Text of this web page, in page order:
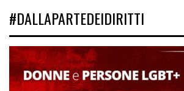
#DALLAPARTEDEIDIRITTI